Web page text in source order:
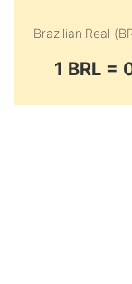
Brazilian Real
1 BRL